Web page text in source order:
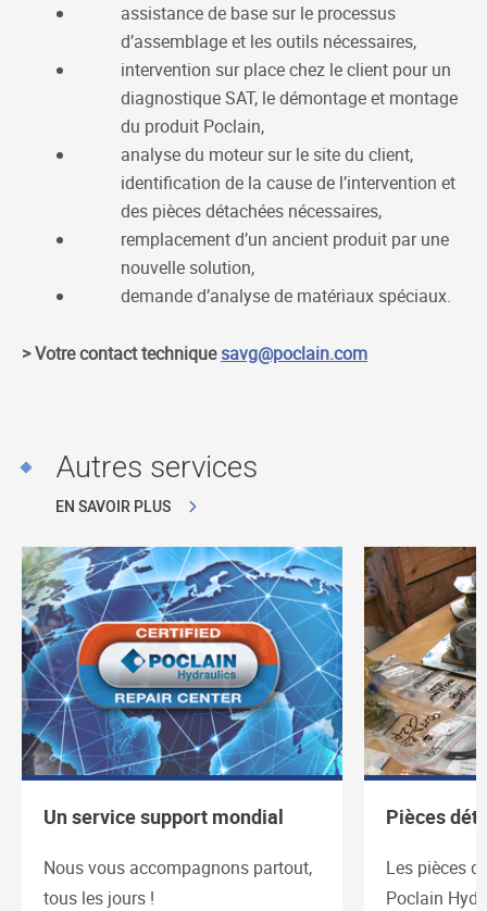
assistance de base sur le processus
d’assemblage et les outils nécessaires,
intervention sur place chez le client pour un
diagnostique SAT, le démontage et montage
du produit Poclain,
analyse du moteur sur le site du client,
identification de la cause de l’intervention et
des pièces détachées nécessaires,
remplacement d’un ancient produit par une
nouvelle solution,
demande d’analyse de matériaux spéciaux.
> Votrecontact technique savg@poclain.com
Autres services
EN SAVOIR PLUS
Un service support mondial
Nous vous accompagnons partout,
tous les jours !
Pièces
Les pièces
Poclain